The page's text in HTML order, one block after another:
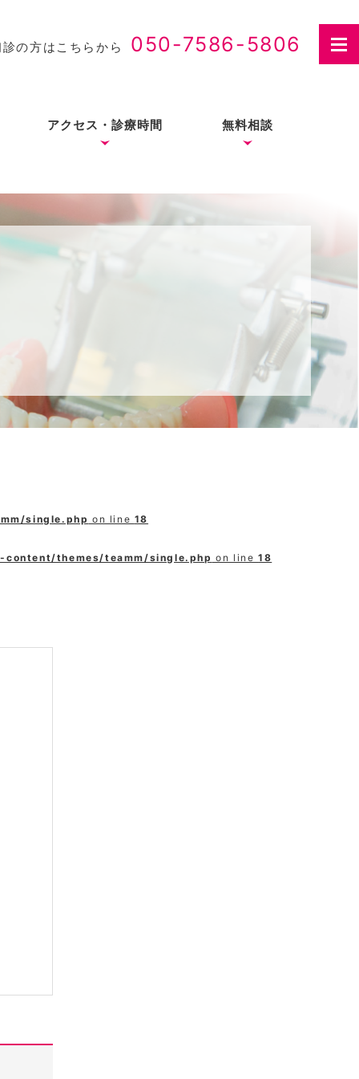
診の方はこちらから 050-7586-5806
アクセス・診療時間 無料相談
single.php on line 18
themes/teamm/single.php on line18